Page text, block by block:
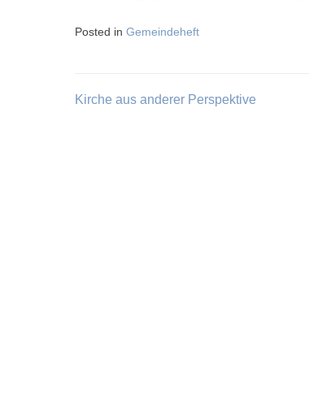
Posted in Gemeindeheft
Beitragsnavigation
Kirche aus anderer Perspektive